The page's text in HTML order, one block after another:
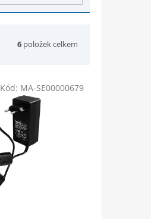
6 položek celkem
Kód: MA-SE00000679